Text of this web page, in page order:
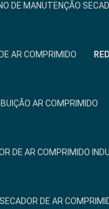
DE MANUTENÇÃO
AR COMPRIMIDO
AR COMPRIMIDO
DE AR COMPRIMIDO
SECADOR DE AR